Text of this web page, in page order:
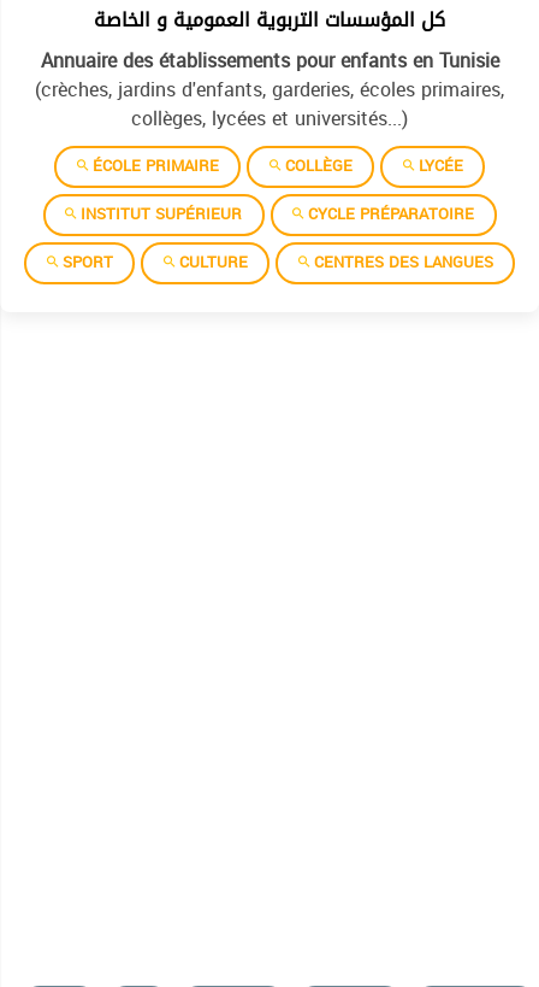
كل المؤسسات التربوية العمومية و الخاصة
Annuaire des établissements pour enfants en Tunisie
(crèches, jardins d'enfants, garderies, écoles primaires,
collèges, lycées et universités...)
ÉCOLE PRIMAIRE COLLÈGE
LYCÉE
INSTITUT SUPÉRIEUR
CYCLE PRÉPARATOIRE
SPORT
CULTURE CENTRES DES LANGUES